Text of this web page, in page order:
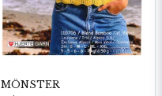
MÖNSTER